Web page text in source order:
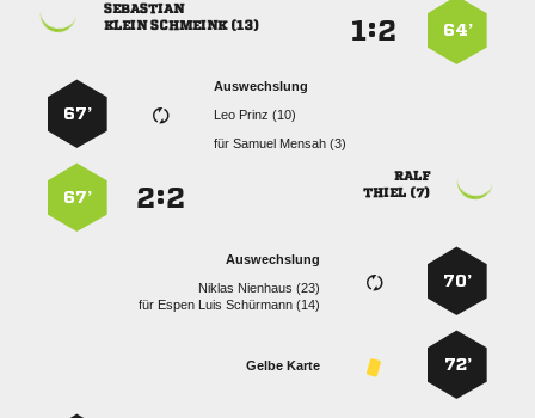
64’
:

  
Auswechslung
  
für  
67’

 
:
67’
70’
Auswechslung
  
für    
72’
Gelbe Karte